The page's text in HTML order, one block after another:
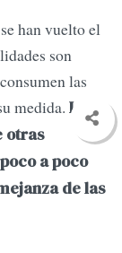
han vuelto el
son
las
medida. La
otras
a poco
de las